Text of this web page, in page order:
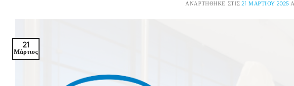
ΑΝΑΡΤΉΘΗΚΕ ΣΤΙΣ21 ΜΑΡΤΊΟΥ 2025
21
Μάρτιος